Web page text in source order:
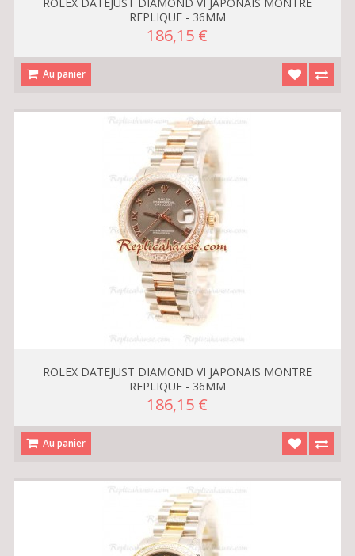
REPLIQUE - 36MM
186,15 €
Au panier
ROLEX DATEJUST DIAMOND VI JAPONAIS MONTRE
REPLIQUE - 36MM
186,15 €
Au panier